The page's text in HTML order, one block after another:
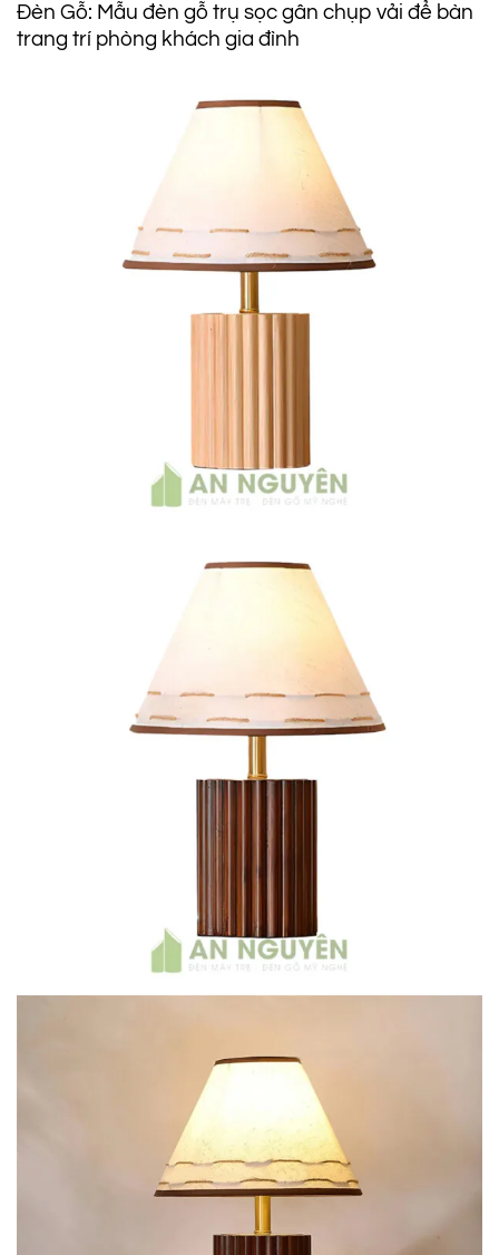
Đèn Gỗ: Mẫu đèn gỗ trụ sọc gân chụp vải để bàn
trang trí phòng khách gia đình